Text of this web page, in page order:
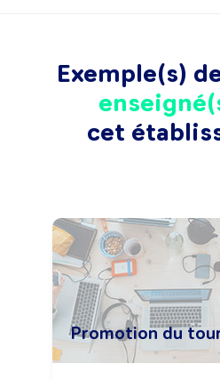
Exemple(s)
cet
Promotion du